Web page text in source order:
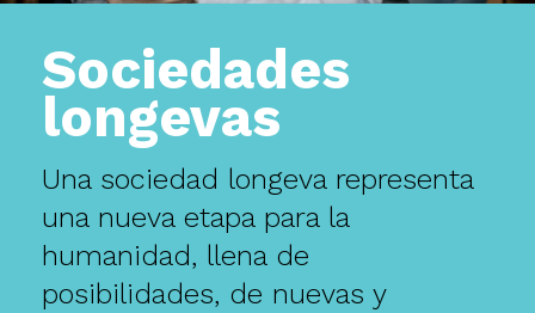
Sociedades
longevas
Una sociedad longeva representa
una nueva etapa para la
humanidad, llena de
posibilidades, de nuevas y